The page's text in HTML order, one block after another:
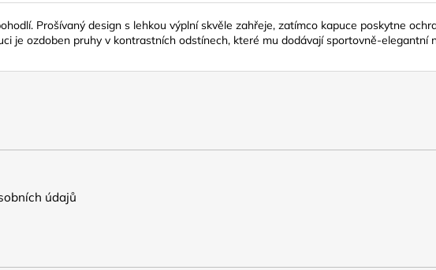
Prošívaný design s lehkou výplní skvěle zahřeje, zatímco kapuce poskytne
je ozdoben pruhy v kontrastních odstínech, které mu dodávají sportovně-elegantní
údajů